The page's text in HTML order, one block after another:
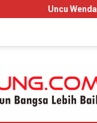
Aksi Damai NGO JPK